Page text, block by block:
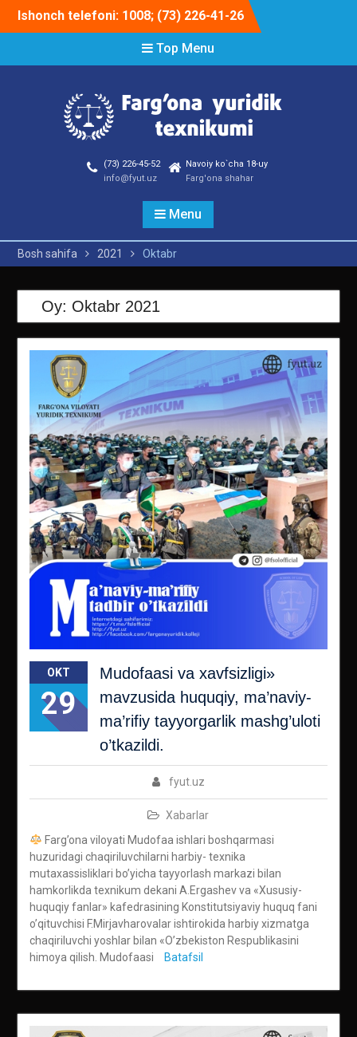
Ishonch telefoni: 1008; (73) 226-41-26
Top Menu
(73) 226-45-52
info@fyut.uz
Navoiy ko`cha 18-uy
Farg'ona shahar
Menu
Bosh sahifa 2021 Oktabr
Oy: Oktabr 2021
OKT
29
Mudofaasi va xavfsizligi»
mavzusida huquqiy, ma’naviy-
ma’rifiy tayyorgarlik mashg’uloti
o’tkazildi.
fyut.uz
Xabarlar
Farg’ona viloyati Mudofaa ishlari boshqarmasi
huzuridagi chaqiriluvchilarni harbiy- texnika
mutaxassisliklari bo’yicha tayyorlash markazi bilan
hamkorlikda texnikum dekani A.Ergashev va «Xususiy-
huquqiy fanlar» kafedrasining Konstitutsiyaviy huquq fani
o’qituvchisi F.Mirjavharovalar ishtirokida harbiy xizmatga
chaqiriluvchi yoshlar bilan «O’zbekiston Respublikasini
himoya qilish. Mudofaasi
Batafsil